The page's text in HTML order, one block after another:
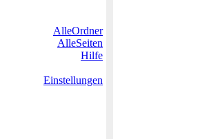
AlleOrdner
AlleSeiten
Hilfe
Einstellungen